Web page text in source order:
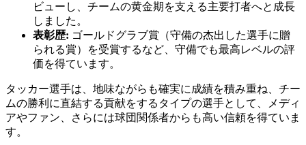
ビューし、チームの黄金期を支える主要打者へと成長
しました。
表彰歴: ゴールドグラブ賞（守備の杰出した選手に贈
られる賞）を受賞するなど、守備でも最高レベルの評
価を得ています。
タッカー選手は、地味ながらも確実に成績を積み重ね、チー
ムの勝利に直結する貢献をするタイプの選手として、メディ
アやファン、さらには球団関係者からも高い信頼を得ていま
す。